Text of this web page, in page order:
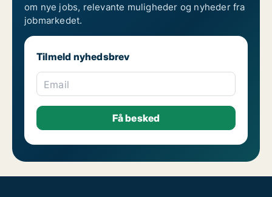
om nye jobs, relevante muligheder og nyheder fra
jobmarkedet.
Tilmeld nyhedsbrev
Email